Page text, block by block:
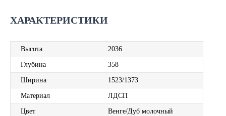
ХАРАКТЕРИСТИКИ
Высота 2036
Глубина 358
Ширина 1523/1373
Материал ЛДСП
Цвет Венге/Дуб молочный